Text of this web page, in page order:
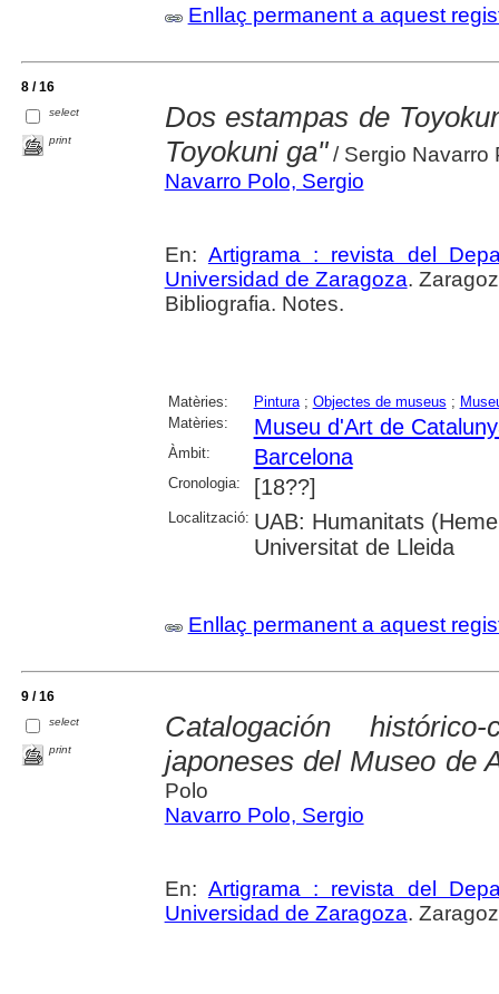
Enllaç permanent a aquest
8 / 16
select
print
Dos estampas de
Toyokuni ga"/ Sergio Navarro
Navarro Polo, Sergio
En: Artigrama : revista del
Universidad de Zaragoza.
Bibliografia. Notes.
Matèries: Pintura; Objectes de museus ;
Matèries:
Museu d'Art de
Àmbit: Barcelona
Cronologia: [18??]
Localització: UAB: Humanitats
Universitat de Lleida
Enllaç permanent a aquest
9 / 16
select
print
Catalogación
japoneses del Museo de
Polo
Navarro Polo, Sergio
En: Artigrama : revista del
Universidad de Zaragoza.